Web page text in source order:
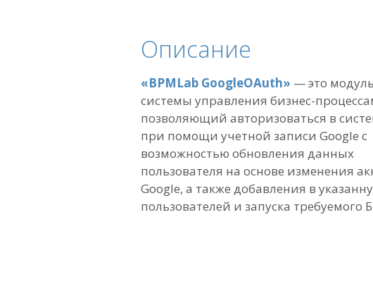
Описание
«BPMLab GoogleOAuth» — это
системы управления бизнес-
позволяющий авторизоваться в
при помощи учетной записи Google с
возможностью обновления данных
пользователя на основе изменения
Google, а также добавления в
пользователей и запуска требуемого